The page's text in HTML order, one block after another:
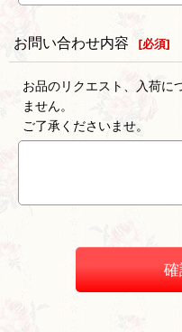
お問い合わせ内容 [必須]
お品のリクエスト、入荷に
ません。
ご了承くださいませ。